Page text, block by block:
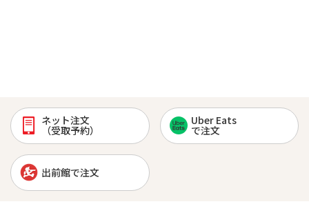
ネット注文
（受取予約）
Uber Eats
で注文
出前館で注文